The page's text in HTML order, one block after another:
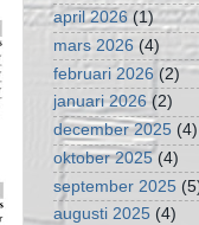
april 2026 (1)
mars 2026 (4)
februari 2026 (2)
januari 2026 (2)
december 2025 (4)
oktober 2025(4)
september 2025
augusti 2025 (4)